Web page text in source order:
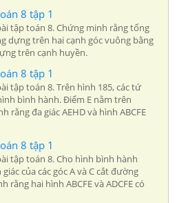
8 tập 1
tập toán 8. Chứng minh rằng tổng
dựng trên hai cạnh góc vuông bằng
trên cạnh huyền.
8 tập 1
tập toán 8. Trên hình 185, các tứ
bình hành. Điểm E nằm trên
rằng đa giác AEHD và hình ABCFE
8 tập 1
tập toán 8. Cho hình bình hành
của các góc A và C cắt đường
rằng hai hình ABCFE và ADCFE có